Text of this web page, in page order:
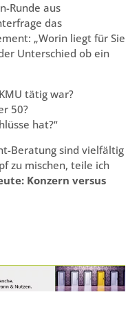
Runde aus
das
„Worin liegt für Sie
Unterschied ob ein
tätig war?
50?
hat?“
Beratung sind vielfältig
zu mischen, teile ich
Konzern versus